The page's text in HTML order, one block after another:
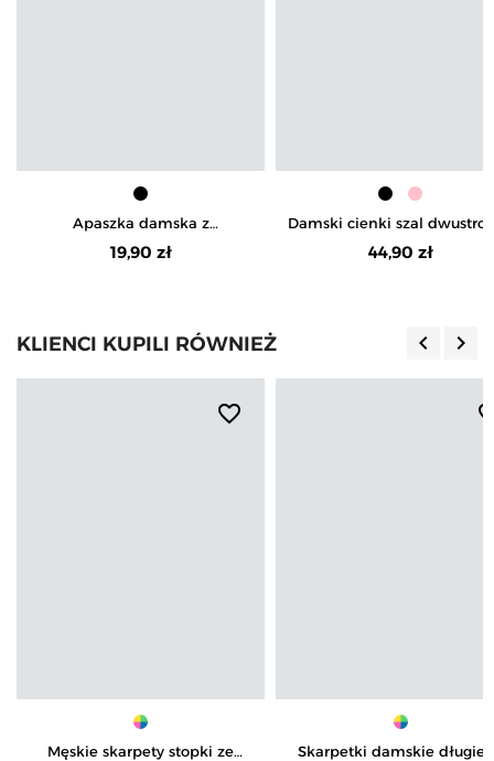
Apaszka damska z
kwiatowym motywem w stylu
retro
19,90 zł
Damski cienki szal
z frędzlami
44,90 zł
KLIENCI KUPILI RÓWNIEŻ keyboard_arrow_left keyboard_arrow_right
favorite_border
Męskie skarpety stopki ze
Skarpetki damskie długie